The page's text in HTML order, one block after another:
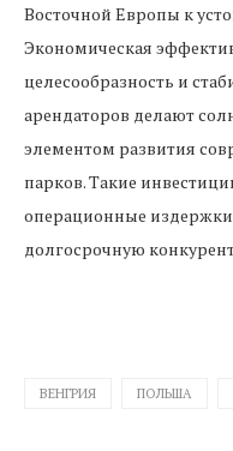
Восточной Европы к
Экономическая
целесообразность и
арендаторов делают
элементом развития
парков. Такие
операционные
долгосрочную
ВЕНГРИЯ ПОЛЬША